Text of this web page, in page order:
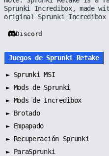
Sprunki Incredibox, made
original Sprunki Incredibox
Discord
Juegos de Sprunki Retake
► Sprunki MSI
► Mods de Sprunki
► Mods de Incredibox
► Brotado
► Empapado
► Recuperación Sprunki
► ParaSprunki